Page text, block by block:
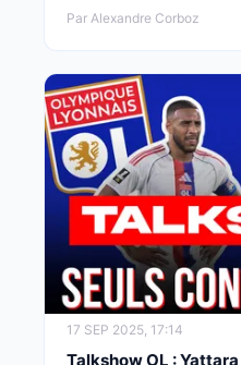
Par Alexandre Corboz
17 SEP 2025, 17:14
Talkshow OL :